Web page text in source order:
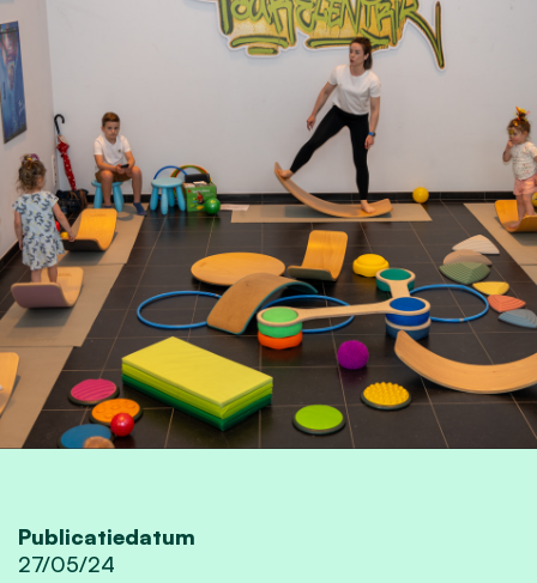
Publicatiedatum
27/05/24